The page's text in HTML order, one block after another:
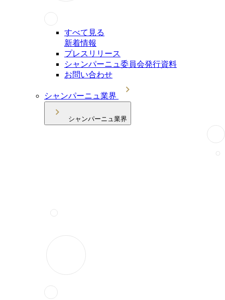
すべて見る
新着情報
プレスリリース
シャンパーニュ委員会発行資料
お問い合わせ
シャンパーニュ業界
シャンパーニュ業界